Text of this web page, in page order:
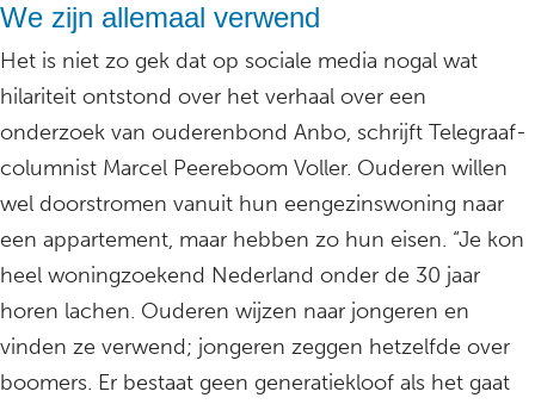
We zijn allemaal verwend
Het is niet zo gek dat op sociale media nogal wat
hilariteit ontstond over het verhaal over een
onderzoek van ouderenbond Anbo, schrijft Telegraaf-
columnist Marcel Peereboom Voller. Ouderen willen
wel doorstromen vanuit hun eengezinswoning naar
een appartement, maar hebben zo hun eisen. “Je kon
heel woningzoekend Nederland onder de 30 jaar
horen lachen. Ouderen wijzen naar jongeren en
vinden ze verwend; jongeren zeggen hetzelfde over
boomers. Er bestaat geen generatiekloof als het gaat